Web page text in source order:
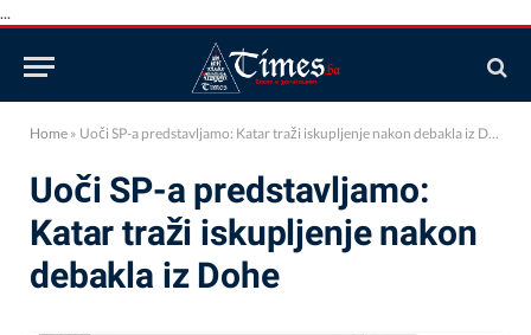
...
Home » Uoči SP-a predstavljamo: Katar traži iskupljenje nakon debakla iz Dohe
Uoči SP-a predstavljamo:
Katar traži iskupljenje nakon
debakla iz Dohe